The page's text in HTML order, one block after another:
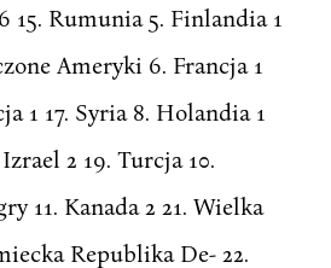
15. Rumunia 5. Finlandia 1
Ameryki 6. Francja 1
1 17. Syria 8. Holandia 1
2 19. Turcja 10.
11. Kanada 2 21. Wielka
Republika De- 22.